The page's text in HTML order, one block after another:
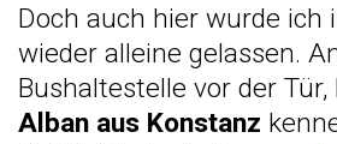
Doch auch hier wurde ich
wieder alleine gelassen.
Bushaltestelle vor der
Alban aus Konstanz